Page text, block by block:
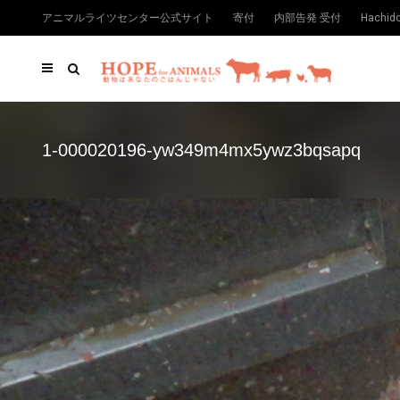
アニマルライツセンター公式サイト 寄付 内部告発 受付
1-000020196-yw349m4mx5ywz3bqsapq